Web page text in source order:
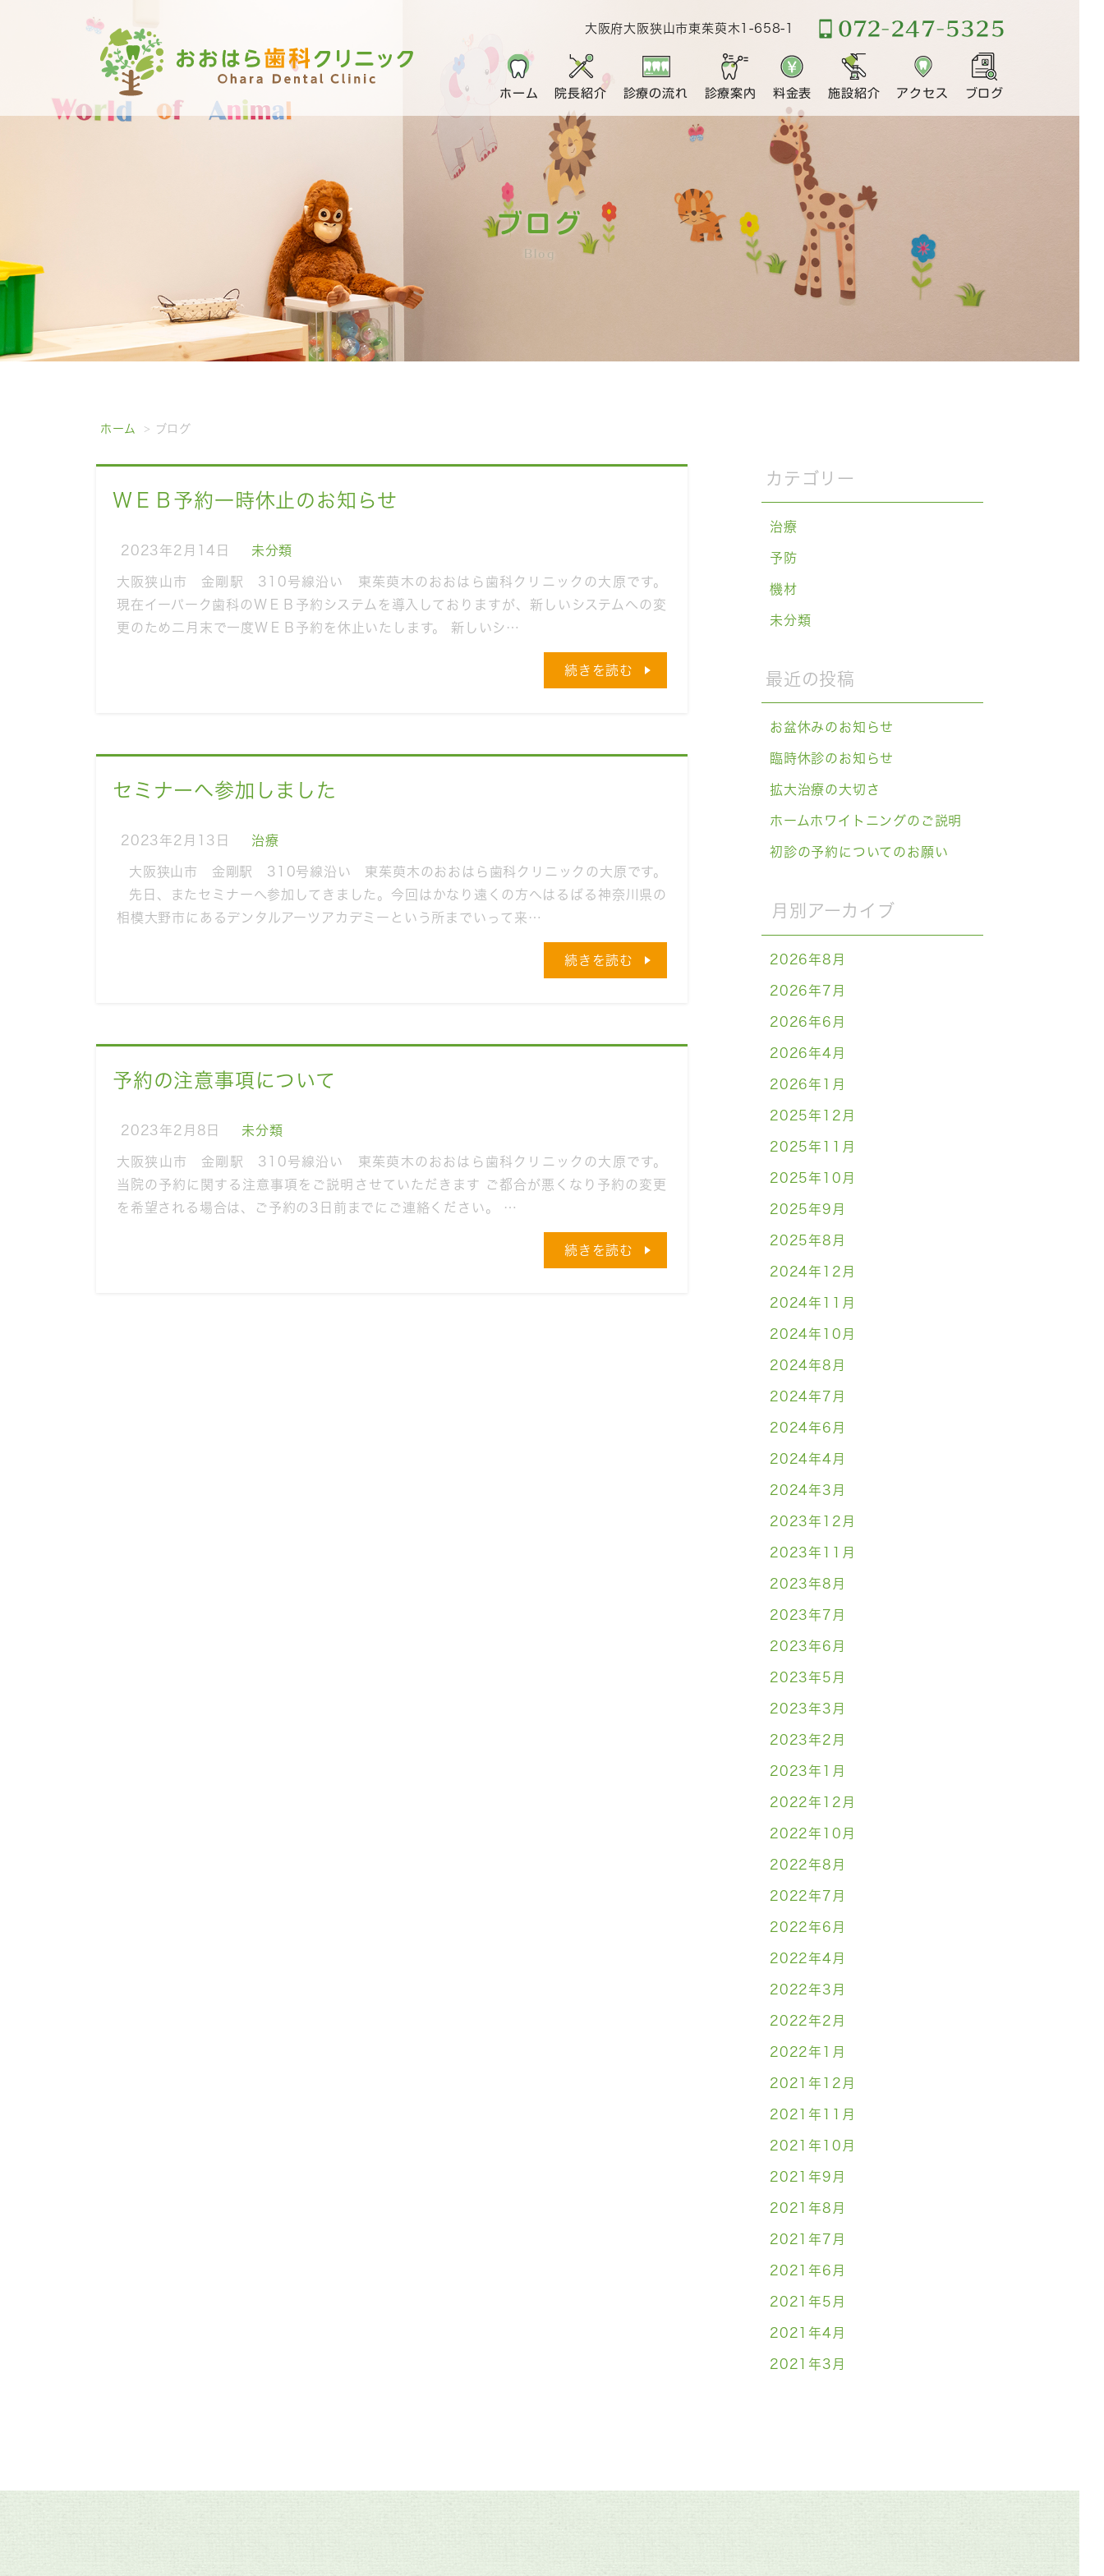
大阪府大阪狭山市東茱萸木1-658-1
ホーム 院長紹介 診療の流れ 診療案内 料金表 施設紹介 アクセス ブログ
ブログ
Blog
ホーム ブログ
ＷＥＢ予約一時休止のお知らせ
2023年2月14日 未分類
大阪狭山市 金剛駅 310号線沿い 東茱萸木のおおはら歯科クリニックの大原です。
現在イーパーク歯科のＷＥＢ予約システムを導入しておりますが、新しいシステムへの変
更のため二月末で一度ＷＥＢ予約を休止いたします。 新しいシ…
続きを読む
セミナーへ参加しました
2023年2月13日 治療
大阪狭山市 金剛駅 310号線沿い 東茱萸木のおおはら歯科クリニックの大原です。
先日、またセミナーへ参加してきました。今回はかなり遠くの方へはるばる神奈川県の
相模大野市にあるデンタルアーツアカデミーという所までいって来…
続きを読む
予約の注意事項について
2023年2月8日 未分類
大阪狭山市 金剛駅 310号線沿い 東茱萸木のおおはら歯科クリニックの大原です。
当院の予約に関する注意事項をご説明させていただきます ご都合が悪くなり予約の変更
を希望される場合は、ご予約の3日前までにご連絡ください。 …
続きを読む
カテゴリー
治療
予防
機材
未分類
最近の投稿
お盆休みのお知らせ
臨時休診のお知らせ
拡大治療の大切さ
ホームホワイトニングのご説明
初診の予約についてのお願い
月別アーカイブ
2026年8月
2026年7月
2026年6月
2026年4月
2026年1月
2025年12月
2025年11月
2025年10月
2025年9月
2025年8月
2024年12月
2024年11月
2024年10月
2024年8月
2024年7月
2024年6月
2024年4月
2024年3月
2023年12月
2023年11月
2023年8月
2023年7月
2023年6月
2023年5月
2023年3月
2023年2月
2023年1月
2022年12月
2022年10月
2022年8月
2022年7月
2022年6月
2022年4月
2022年3月
2022年2月
2022年1月
2021年12月
2021年11月
2021年10月
2021年9月
2021年8月
2021年7月
2021年6月
2021年5月
2021年4月
2021年3月